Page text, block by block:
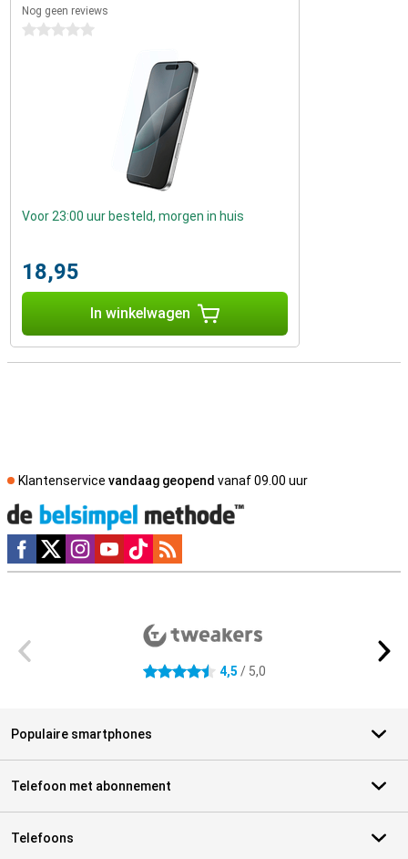
Nog geen reviews
0 sterren
Voor 23:00 uur besteld, morgen in huis
18,95
In winkelwagen
Klantenservice vandaag geopend vanaf 09.00 uur
Social media
4.5 sterren 4,5 / 5,0
Populaire smartphones
Telefoon met abonnement
Telefoons